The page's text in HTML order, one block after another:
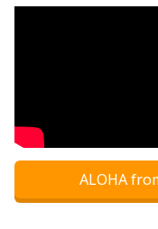
ALOHA